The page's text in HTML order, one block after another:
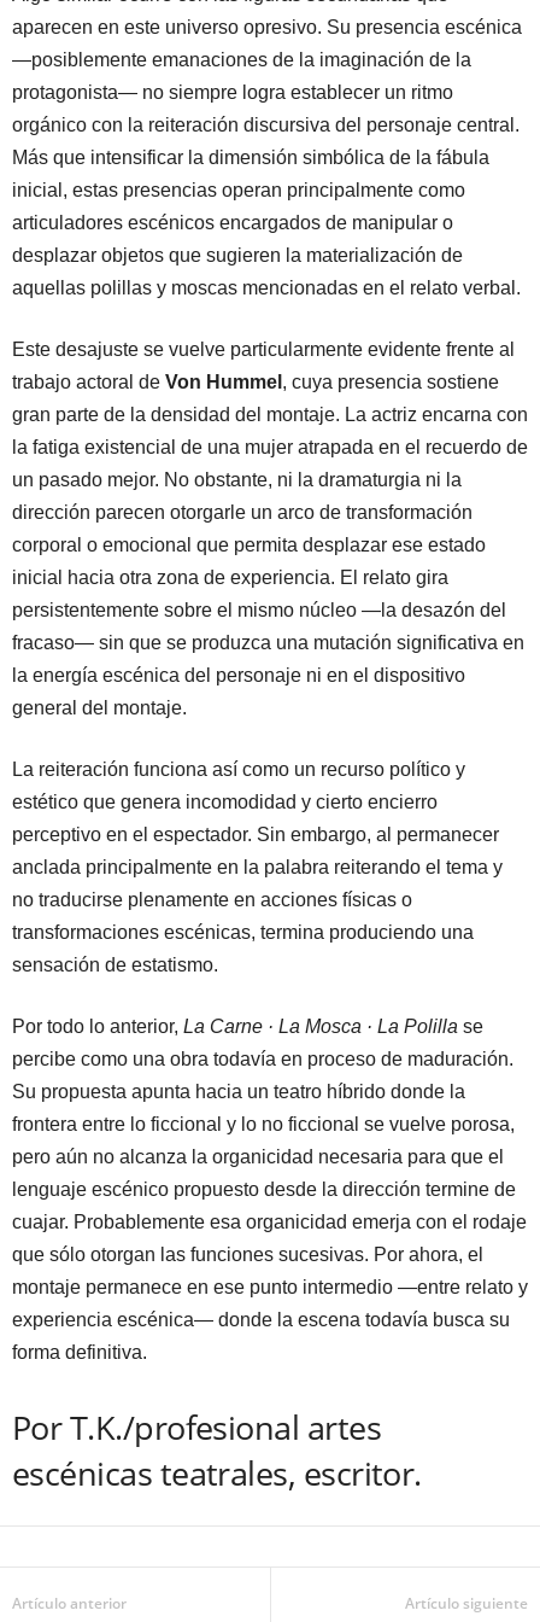
aparecen en este universo opresivo. Su presencia escénica
—posiblemente emanaciones de la imaginación de la
protagonista— no siempre logra establecer un ritmo
orgánico con la reiteración discursiva del personaje central.
Más que intensificar la dimensión simbólica de la fábula
inicial, estas presencias operan principalmente como
articuladores escénicos encargados de manipular o
desplazar objetos que sugieren la materialización de
aquellas polillas y moscas mencionadas en el relato verbal.
Este desajuste se vuelve particularmente evidente frente al
trabajo actoral de Von Hummel , cuya presencia sostiene
gran parte de la densidad del montaje. La actriz encarna con
la fatiga existencial de una mujer atrapada en el recuerdo de
un pasado mejor. No obstante, ni la dramaturgia ni la
dirección parecen otorgarle un arco de transformación
corporal o emocional que permita desplazar ese estado
inicial hacia otra zona de experiencia. El relato gira
persistentemente sobre el mismo núcleo —la desazón del
fracaso— sin que se produzca una mutación significativa en
la energía escénica del personaje ni en el dispositivo
general del montaje.
La reiteración funciona así como un recurso político y
estético que genera incomodidad y cierto encierro
perceptivo en el espectador. Sin embargo, al permanecer
anclada principalmente en la palabra reiterando el tema y
no traducirse plenamente en acciones físicas o
transformaciones escénicas, termina produciendo una
sensación de estatismo.
Por todo lo anterior, La Carne · La Mosca · La Polilla se
percibe como una obra todavía en proceso de maduración.
Su propuesta apunta hacia un teatro híbrido donde la
frontera entre lo ficcional y lo no ficcional se vuelve porosa,
pero aún no alcanza la organicidad necesaria para que el
lenguaje escénico propuesto desde la dirección termine de
cuajar. Probablemente esa organicidad emerja con el rodaje
que sólo otorgan las funciones sucesivas. Por ahora, el
montaje permanece en ese punto intermedio —entre relato y
experiencia escénica— donde la escena todavía busca su
forma definitiva.
Por T.K./profesional artes
escénicas teatrales, escritor.
Artículo anterior Artículo siguiente